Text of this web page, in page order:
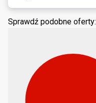
Sprawdź podobne oferty: